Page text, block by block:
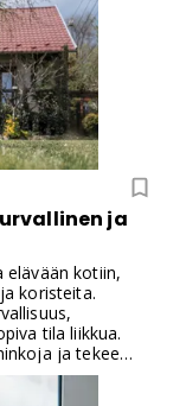
ja
elävään kotiin,
koristeita.
tila liikkua.
ja tekee
piha
sujuvampaa.